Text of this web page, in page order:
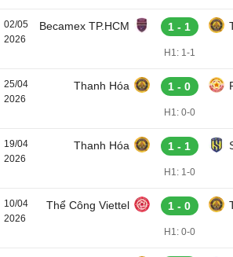
02/05
2026
Becamex TP.HCM 1 - 1
H1: 1-1
25/04
2026
Thanh Hóa 1 - 0
H1: 0-0
19/04
2026
Thanh Hóa 1 - 1
H1: 1-0
10/04
2026
Thể Công Viettel 1 - 0
H1: 0-0